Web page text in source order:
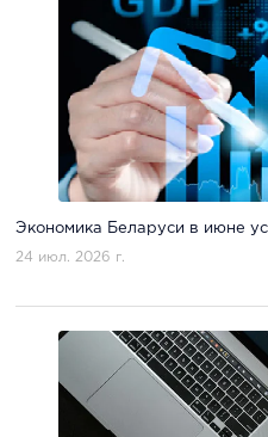
Экономика Беларуси в июне
24 июл. 2026 г.